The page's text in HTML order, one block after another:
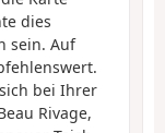
dies
sein. Auf
bei Ihrer
Rivage,